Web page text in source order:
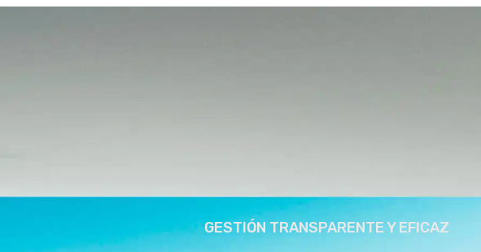
GESTIÓN TRANSPARENTE Y EFICAZ